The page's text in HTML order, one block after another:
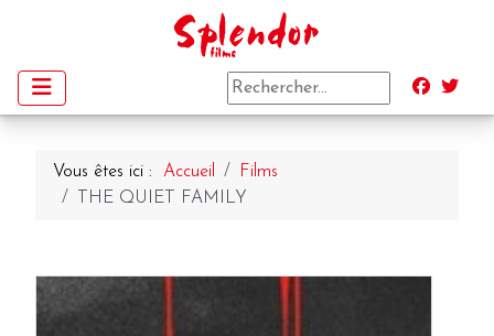
Vous êtes ici : Accueil
Films
THE QUIET FAMILY